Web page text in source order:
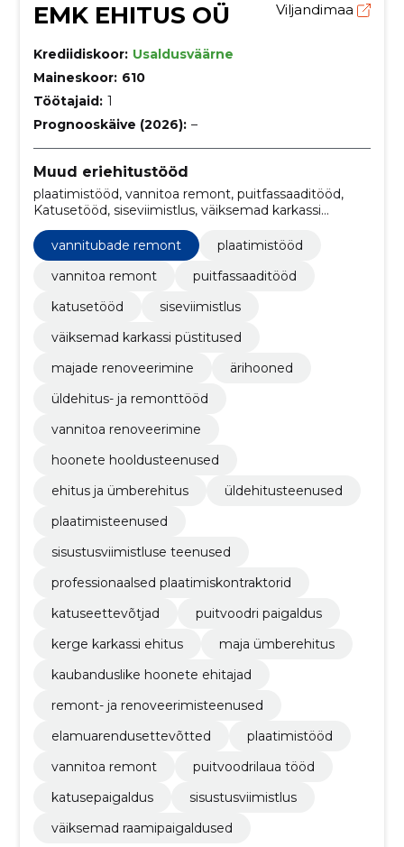
EMK EHITUS OÜ Viljandimaa
Krediidiskoor: Usaldusväärne
Maineskoor: 610
Töötajaid: 1
Prognooskäive (2026): –
Muud eriehitustööd
plaatimistööd, vannitoa remont, puitfassaaditööd,
Katusetööd, siseviimistlus, väiksemad karkassi
püstitused, majade renoveerimine, ärihooned,
üldehitus- ja remonttööd, vannitoa renoveerimine
vannitubade remont
plaatimistööd
vannitoa remont
puitfassaaditööd
katusetööd
siseviimistlus
väiksemad karkassi püstitused
majade renoveerimine
ärihooned
üldehitus- ja remonttööd
vannitoa renoveerimine
hoonete hooldusteenused
ehitus ja ümberehitus
üldehitusteenused
plaatimisteenused
sisustusviimistluse teenused
professionaalsed plaatimiskontraktorid
katuseettevõtjad
puitvoodri paigaldus
kerge karkassi ehitus
maja ümberehitus
kaubanduslike hoonete ehitajad
remont- ja renoveerimisteenused
elamuarendusettevõtted
plaatimistööd
vannitoa remont
puitvoodrilaua tööd
katusepaigaldus
sisustusviimistlus
väiksemad raamipaigaldused